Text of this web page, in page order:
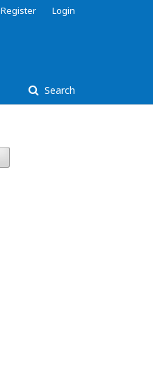
Search
Register Login